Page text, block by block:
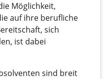
Möglichkeit,
auf ihre berufliche
sich
ist dabei
sind breit